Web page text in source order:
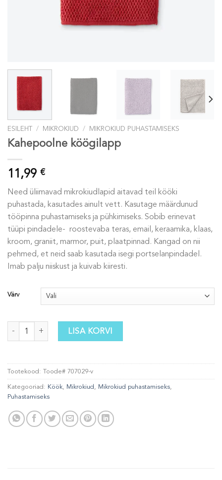
ESILEHT / MIKROKIUD / MIKROKIUD PUHASTAMISEKS
Kahepoolne köögilapp
11,99 €
Need üliimavad mikrokiudlapid aitavad teil kööki
puhastada, kasutades ainult vett. Kasutage määrdunud
tööpinna puhastamiseks ja pühkimiseks. Sobib erinevat
tüüpi pindadele- roostevaba teras, email, keraamika, klaas,
kroom, graniit, marmor, puit, plaatpinnad. Kangad on nii
pehmed, et neid saab kasutada isegi portselanpindadel.
Imab palju niiskust ja kuivab kiiresti.
Värv
Kahepoolne köögilapp kogus
LISA KORVI
Tootekood: Toode# 707029-v
Kategooriad: Köök, Mikrokiud, Mikrokiud puhastamiseks,
Puhastamiseks